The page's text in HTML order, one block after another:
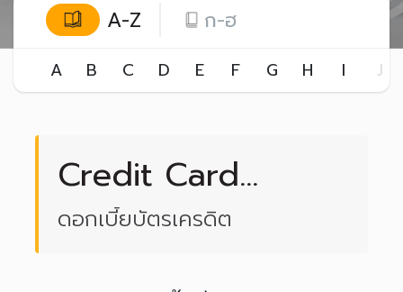
A-Z ก-ฮ
A B C D E F G H I J
Credit Card
Interest
ดอกเบี้ยบัตรเครดิต